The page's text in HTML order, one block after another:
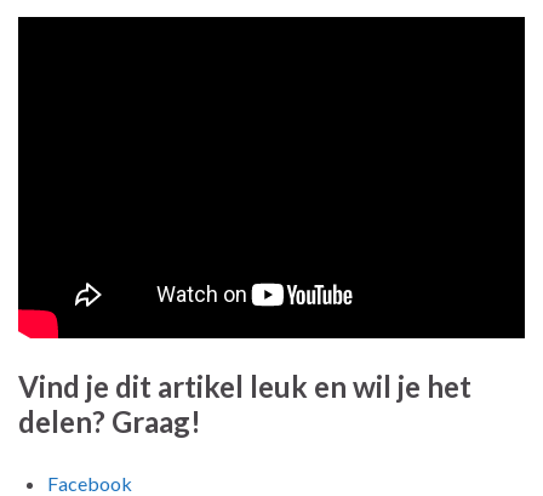
Vind je dit artikel leuk en wil je het
delen? Graag!
Facebook